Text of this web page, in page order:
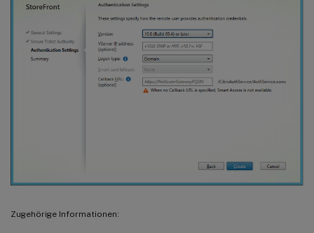
Zugehörige Informationen: